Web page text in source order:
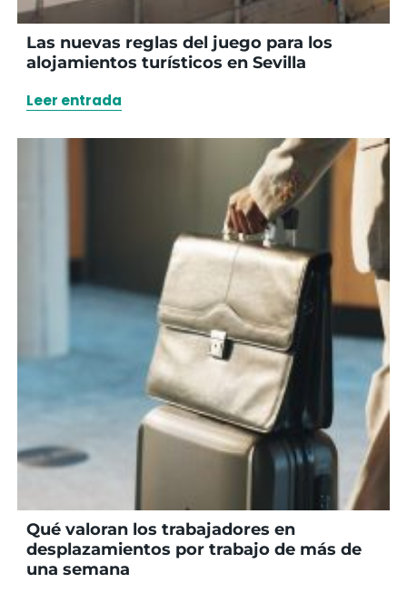
Las nuevas reglas del juego para los
alojamientos turísticos en Sevilla
Leer entrada
Qué valoran los trabajadores en
desplazamientos por trabajo de más de
una semana